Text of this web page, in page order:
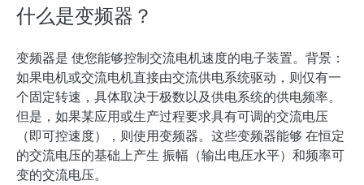
什么是变频器？
变频器是 使您能够控制交流电机速度的电子装置。背景：
如果电机或交流电机直接由交流供电系统驱动，则仅有一
个固定转速，具体取决于极数以及供电系统的供电频率。
但是，如果某应用或生产过程要求具有可调的交流电压
（即可控速度），则使用变频器。这些变频器能够 在恒定
的交流电压的基础上产生振幅（输出电压水平）和频率可
变的交流电压。